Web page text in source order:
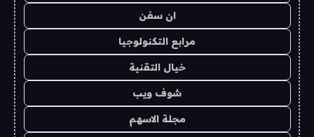
ان سفن
مرابع التكنولوجيا
خيال التقنية
شوف ويب
مجلة الاسهم